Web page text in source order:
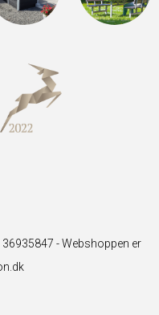
-Webshoppen er